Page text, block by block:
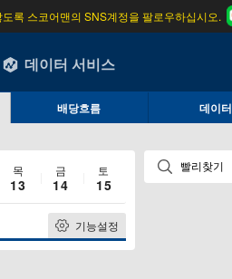
록 스코어맨의 SNS계정을 팔로우하십시오.
데이터 서비스
배당흐름
데이터
목
13
금
14
토
15
기능설정